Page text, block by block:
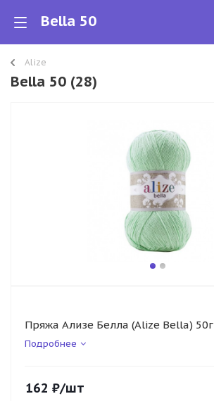
Bella 50
Alize
Bella 50 (28)
Пряжа Ализе Белла (Alize Bella) 50г
Подробнее
162 ₽/шт